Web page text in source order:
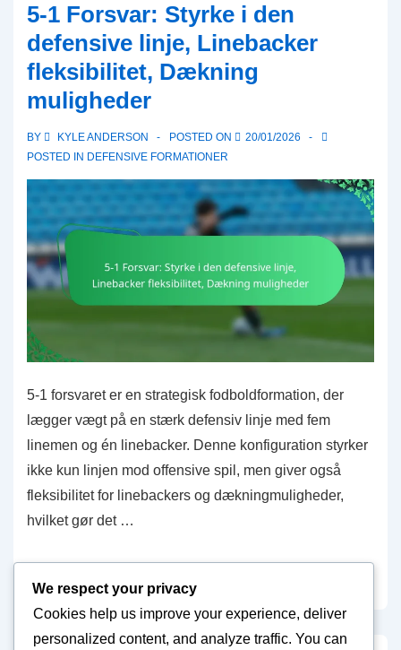
løbe-
pas
alsidighed,
formationsskift
6-
5-1 Forsvar: Styrke i den
defensive linje, Linebacker
fleksibilitet, Dækning
muligheder
BY KYLE ANDERSON POSTED ON
20/01/2026
POSTED IN DEFENSIVE FORMATIONER
5-1 forsvaret er en strategisk fodboldformation, der
lægger vægt på en stærk defensiv linje med fem
linemen og én linebacker. Denne konfiguration styrker
ikke kun linjen mod offensive spil, men giver også
fleksibilitet for linebackers og dækningmuligheder,
hvilket gør det …
1
Forsvar:
Styrke
We respect your privacy
Cookies help us improve your experience, deliver
personalized content, and analyze traffic. You can